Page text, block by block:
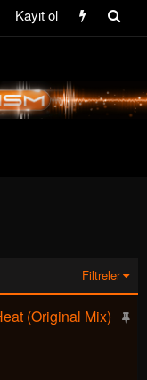
Kayıt ol
Filtreler
S
(Original Mix)